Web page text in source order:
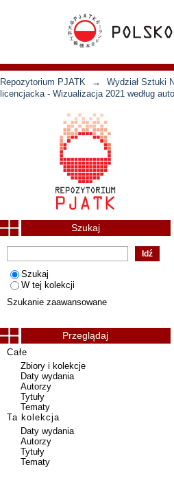
Repozytorium PJATK →
Wydział Sztuki
licencjacka - Wizualizacja 2021 według
Szukaj
Szukaj
W tej kolekcji
Szukanie zaawansowane
Przeglądaj
Całe
Zbiory i kolekcje
Daty wydania
Autorzy
Tytuły
Tematy
Ta kolekcja
Daty wydania
Autorzy
Tytuły
Tematy